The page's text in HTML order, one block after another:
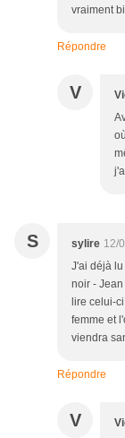
vraiment
Répondre
V
S sylire 12/
J'ai déjà
noir -
lire celui-
femme et
viendra
Répondre
V